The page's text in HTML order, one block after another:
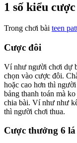
1 số kiểu
Trong chơi bài teen
Cược đôi
Ví như người chơi dự
chọn vào cược đôi.
hoặc cao hơn thì
bảng thanh toán mà
chia bài. Ví như như
thì người chơi thua.
Cược thưởng 6 lá